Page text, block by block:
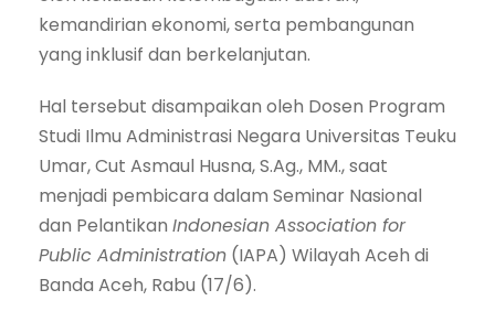
kemandirian ekonomi, serta pembangunan
yang inklusif dan berkelanjutan.
Hal tersebut disampaikan oleh Dosen Program
Studi Ilmu Administrasi Negara Universitas Teuku
Umar, Cut Asmaul Husna, S.Ag., MM., saat
menjadi pembicara dalam Seminar Nasional
dan Pelantikan Indonesian Association for
Public Administration (IAPA) Wilayah Aceh di
Banda Aceh, Rabu (17/6).